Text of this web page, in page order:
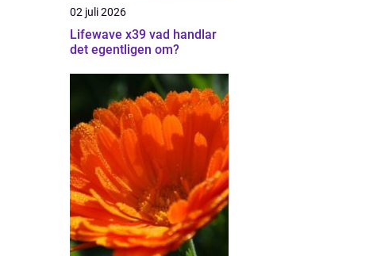
02 juli 2026
Lifewave x39 vad handlar
det egentligen om?